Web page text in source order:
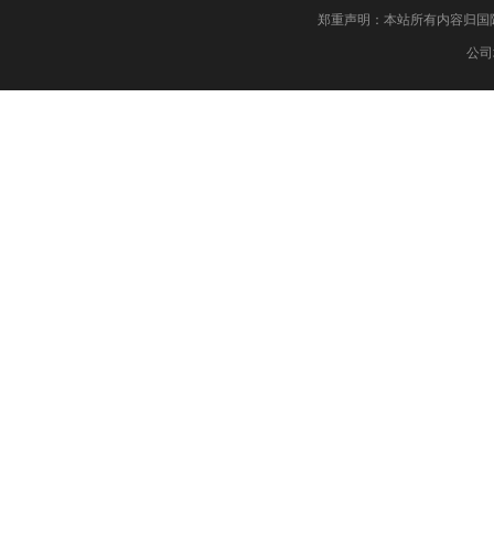
郑重声明：本站所有内容归
公